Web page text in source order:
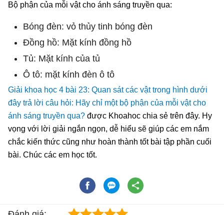
Bộ phận của mỗi vật cho ánh sáng truyền qua:
Bóng đèn: vỏ thủy tinh bóng đèn
Đồng hồ: Mặt kính đồng hồ
Tủ: Mặt kính của tủ
Ô tô: mặt kính đèn ô tô
Giải khoa học 4 bài 23: Quan sát các vật trong hình dưới
đây trả lời câu hỏi: Hãy chỉ một bộ phận của mỗi vật cho
ánh sáng truyền qua? được Khoahoc chia sẻ trên đây. Hy
vọng với lời giải ngắn ngọn, dễ hiểu sẽ giúp các em nắm
chắc kiến thức cũng như hoàn thành tốt bài tập phần cuối
bài. Chúc các em học tốt.